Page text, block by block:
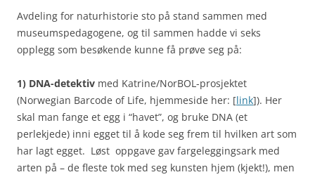
Avdeling for naturhistorie sto på stand sammen med
museumspedagogene, og til sammen hadde vi seks
opplegg som besøkende kunne få prøve seg på:
1) DNA-detektiv med Katrine/NorBOL-prosjektet
(Norwegian Barcode of Life, hjemmeside her: [link]). Her
skal man fange et egg i “havet”, og bruke DNA (et
perlekjede) inni egget til å kode seg frem til hvilken art som
har lagt egget. Løst oppgave gav fargeleggingsark med
arten på – de fleste tok med seg kunsten hjem (kjekt!), men